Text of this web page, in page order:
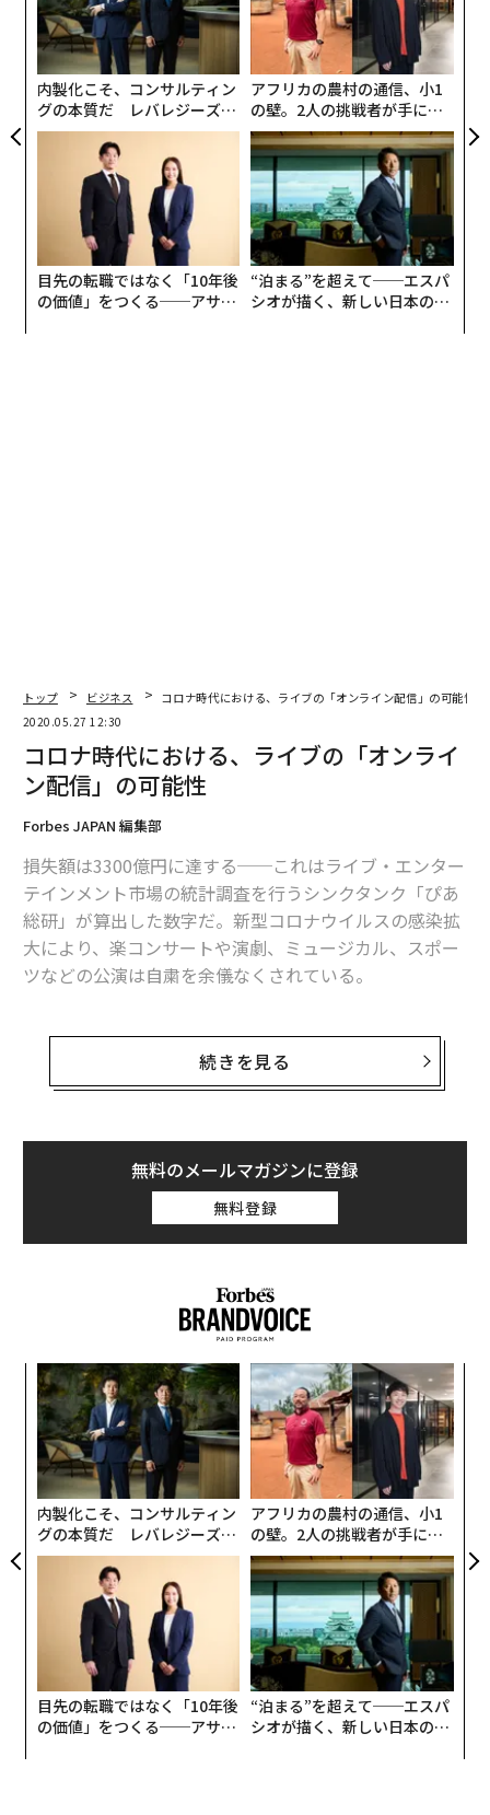
内製化こそ、コンサルティン
グの本質だ レバレジーズが
実践する、次世代ファームの
アフリカの農村の通信、小1
の壁。2人の挑戦者が手にし
た「次なる武器」
目先の転職ではなく「10年後
の価値」をつくる──アサイ
“泊まる”を超えて──エスパ
シオが描く、新しい日本のラ
トップ ビジネス
コロナ時代における、ライブの「オンライン配信」の可能性
2020.05.27 12:30
コロナ時代における、ライブの「オンライ
ン配信」の可能性
Forbes JAPAN 編集部
損失額は3300億円に達する──これはライブ・エンター
テインメント市場の統計調査を行うシンクタンク「ぴあ
総研」が算出した数字だ。新型コロナウイルスの感染拡
大により、楽コンサートや演劇、ミュージカル、スポー
ツなどの公演は自粛を余儀なくされている。
少した音楽コンサートやスポーツなどの公演は8万1000
本（確定値）にのぼる。緊急事態宣言の発令・延長によ
続いた場合、さらに7万2000本（推計値）が追加され、
合計15万300本の公演が被害を受けることになる。
ライブ・エンターテインメント市場を取り巻く状況は厳
しいが、座して死を待つわけにはいかない。ライブ活動
止めるな」と題して、チケット制で無観客ライブを視聴
できるサービス「fanistream」をリリースしたのが、TH
ECOOの平良真人だ。
同アプリは、「エンタメ産業に関わるアーティスト・ス
タッフの方々の少しでも力になりたい」という平良の強
い思いで、約1週間で開発し、リリースに至ったという。
開始から約2カ月で既に13回のライブが開催されてお
り、視聴者からは「自宅でリアルなライブを体感でき
る」と歓びの声が上がっているとのこと。
Googleで働いた後、THECOOを創業した平良。今回、
創業に至った理由と、fanistreamの始動に至るまでの経
緯、そしてアフターコロナにおけるイベント事業のあり
方について話を聞いた。
続きを見る
無料のメールマガジンに登録
無料登録
内製化こそ、コンサルティン
グの本質だ レバレジーズが
実践する、次世代ファームの
アフリカの農村の通信、小1
の壁。2人の挑戦者が手にし
た「次なる武器」
目先の転職ではなく「10年後
の価値」をつくる──アサイ
“泊まる”を超えて──エスパ
シオが描く、新しい日本のラ